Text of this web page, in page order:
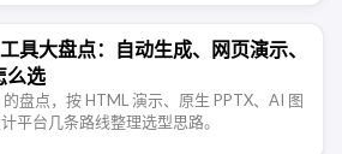
具大盘点：自动生成、网页演示、
么选
盘点，按 HTML 演示、原生 PPTX、AI 图
平台几条路线整理选型思路。